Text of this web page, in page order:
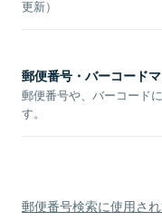
更新）
郵便番号・バーコード
郵便番号や、バーコード
す。
郵便番号検索に使用さ